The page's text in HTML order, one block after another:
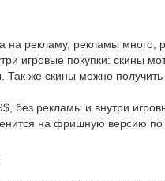
на рекламу, рекламы
игровые покупки: скины
же скины можно получить
без рекламы и внутри
на фришную версию по